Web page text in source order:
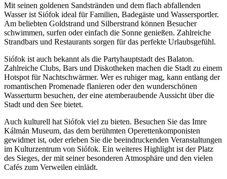
Mit seinen goldenen Sandstränden und dem flach abfallenden
Wasser ist Siófok ideal für Familien, Badegäste und Wassersportler.
Am beliebten Goldstrand und Silberstrand können Besucher
schwimmen, surfen oder einfach die Sonne genießen. Zahlreiche
Strandbars und Restaurants sorgen für das perfekte Urlaubsgefühl.
Siófok ist auch bekannt als die Partyhauptstadt des Balaton.
Zahlreiche Clubs, Bars und Diskotheken machen die Stadt zu einem
Hotspot für Nachtschwärmer. Wer es ruhiger mag, kann entlang der
romantischen Promenade flanieren oder den wunderschönen
Wasserturm besuchen, der eine atemberaubende Aussicht über die
Stadt und den See bietet.
Auch kulturell hat Siófok viel zu bieten. Besuchen Sie das Imre
Kálmán Museum, das dem berühmten Operettenkomponisten
gewidmet ist, oder erleben Sie die beeindruckenden Veranstaltungen
im Kulturzentrum von Siófok. Ein weiteres Highlight ist der Platz
des Sieges, der mit seiner besonderen Atmosphäre und den vielen
Cafés zum Verweilen einlädt.